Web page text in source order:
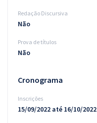
Redação Discursiva
Não
Prova de títulos
Não
Cronograma
Inscrições
15/09/2022 até 16/10/2022